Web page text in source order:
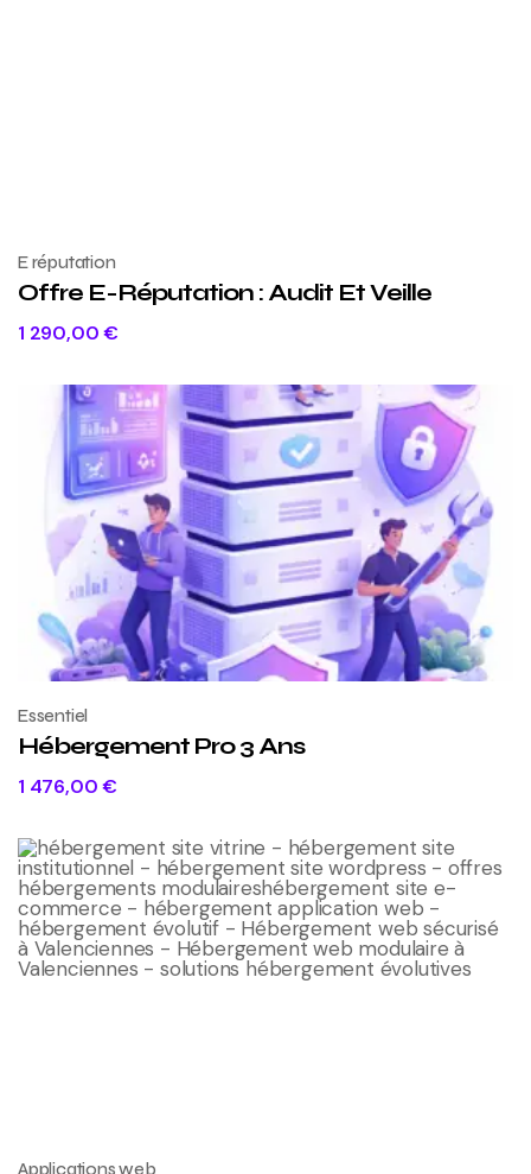
E réputation
Offre E-Réputation : Audit Et Veille
1 290,00€
Essentiel
Hébergement Pro 3 Ans
1 476,00€
Applications web